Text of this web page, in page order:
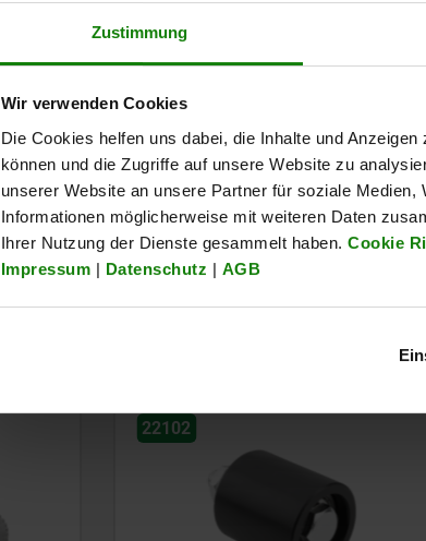
Zustimmung
Wir verwenden Cookies
Die Cookies helfen uns dabei, die Inhalte und
können und die Zugriffe auf unsere Website zu
unserer Website an unsere Partner für soziale
Informationen möglicherweise mit weiteren Daten
Ihrer Nutzung der Dienste gesammelt haben. Cookie
Impressum | Datenschutz | AGB
Führungssäulen und
6 Produktfamilien
Andere
22062